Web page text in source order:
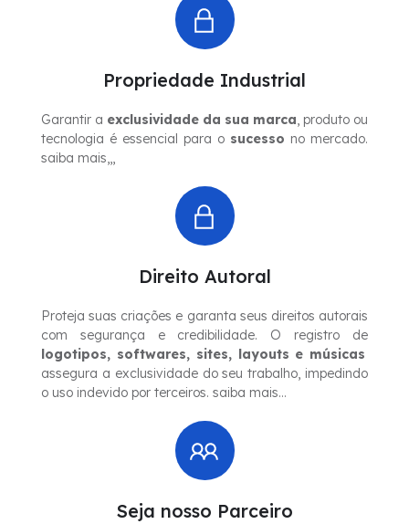
Propriedade Industrial
Garantir a exclusividade da sua marca, produto ou
tecnologia é essencial para o sucesso no mercado.
saiba mais,,,
Direito Autoral
Proteja suas criações e garanta seus direitos autorais
com segurança e credibilidade. O registro de
logotipos, softwares, sites, layouts e músicas
assegura a exclusividade do seu trabalho, impedindo
o uso indevido por terceiros. saiba mais…
Seja nosso Parceiro